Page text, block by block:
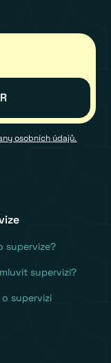
osobních údajů.
supervize?
supervizi?
supervizi